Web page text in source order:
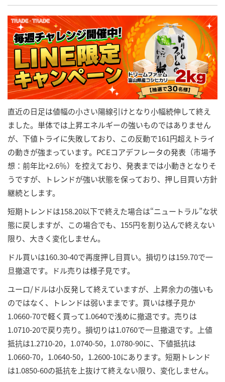
直近の日足は値幅の小さい陽線引けとなり小幅続伸して終え
ました。単体では上昇エネルギーの強いものではありません
が、下値トライに失敗しており、この反動で161円超えトライ
の動きが強まっています。PCEコアデフレータの発表（市場予
想：前年比+2.6％）を控えており、発表までは小動きとなりそ
うですが、トレンドが強い状態を保っており、押し目買い方針
継続とします。
短期トレンドは158.20以下で終えた場合は“ニュートラル”な状
態に戻しますが、この場合でも、155円を割り込んで終えない
限り、大きく変化しません。
ドル買いは160.30-40で再度押し目買い。損切りは159.70で一
旦撤退です。ドル売りは様子見です。
ユーロ/ドルは小反発して終えていますが、上昇余力の強いも
のではなく、トレンドは弱いままです。買いは様子見か
1.0660-70で軽く買って1.0640で浅めに撤退です。売りは
1.0710-20で戻り売り。損切りは1.0760で一旦撤退です。上値
抵抗は1.2710-20，1.0740-50，1.0780-90に、下値抵抗は
1.0660-70，1.0640-50，1.2600-10にあります。短期トレンド
は1.0850-60の抵抗を上抜けて終えない限り、変化しません。